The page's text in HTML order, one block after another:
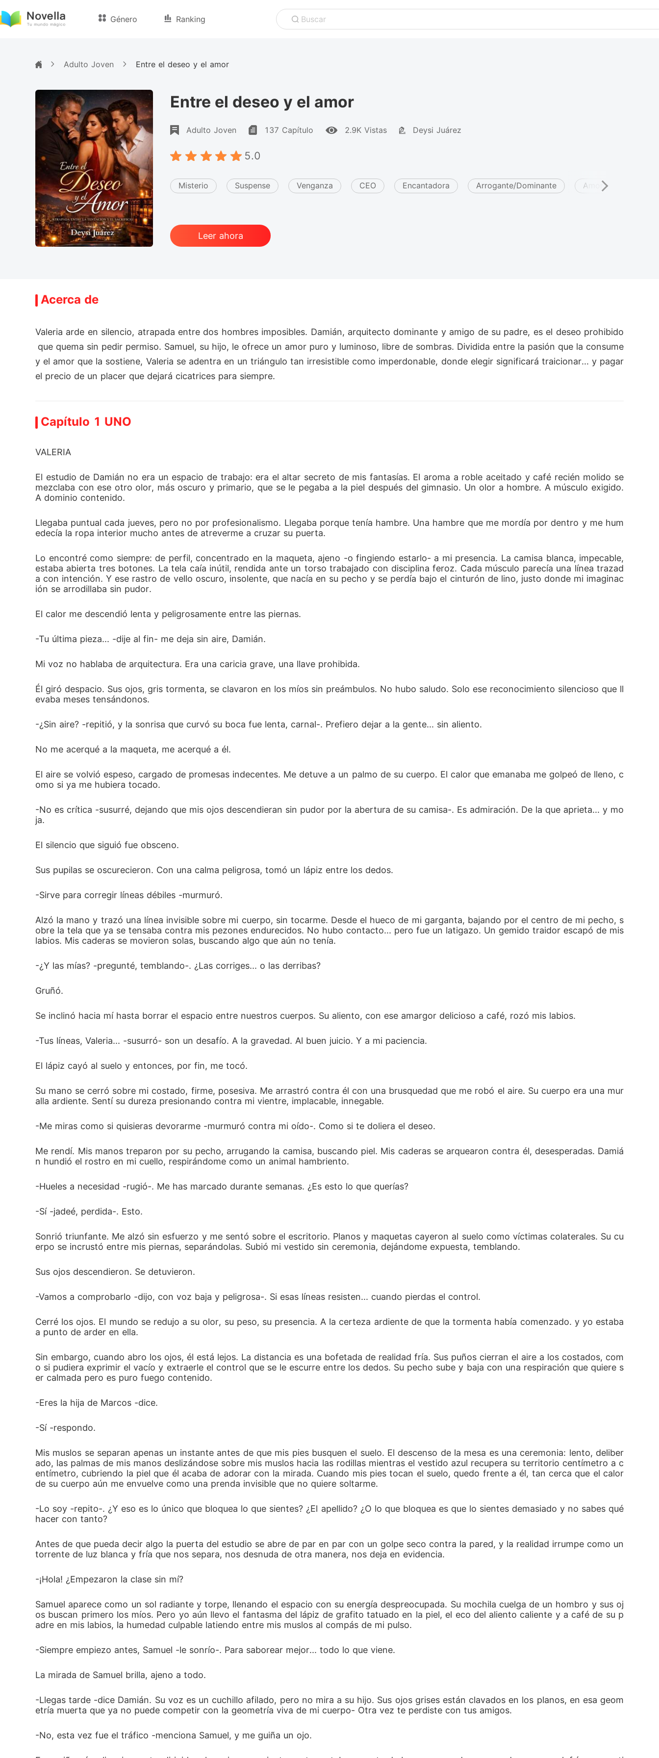
Género Ranking Buscar
Adulto Joven Entre el deseo y el amor
Entre el deseo y el amor
Adulto Joven 137 Capítulo 2.9K Vistas Deysi Juárez
5.0
Misterio Suspense Venganza CEO Encantadora Arrogante/Dominante Amor prohibido
Leer ahora
Acerca de
Valeria arde en silencio, atrapada entre dos hombres imposibles. Damián, arquitecto dominante y amigo de su padre, es el deseo prohibido
que quema sin pedir permiso. Samuel, su hijo, le ofrece un amor puro y luminoso, libre de sombras. Dividida entre la pasión que la consume
y el amor que la sostiene, Valeria se adentra en un triángulo tan irresistible como imperdonable, donde elegir significará traicionar... y pagar
el precio de un placer que dejará cicatrices para siempre.
Capítulo 1 UNO
VALERIA
El estudio de Damián no era un espacio de trabajo: era el altar secreto de mis fantasías. El aroma a roble aceitado y café recién molido se
mezclaba con ese otro olor, más oscuro y primario, que se le pegaba a la piel después del gimnasio. Un olor a hombre. A músculo exigido.
A dominio contenido.
Llegaba puntual cada jueves, pero no por profesionalismo. Llegaba porque tenía hambre. Una hambre que me mordía por dentro y me hum
edecía la ropa interior mucho antes de atreverme a cruzar su puerta.
Lo encontré como siempre: de perfil, concentrado en la maqueta, ajeno -o fingiendo estarlo- a mi presencia. La camisa blanca, impecable,
estaba abierta tres botones. La tela caía inútil, rendida ante un torso trabajado con disciplina feroz. Cada músculo parecía una línea trazad
a con intención. Y ese rastro de vello oscuro, insolente, que nacía en su pecho y se perdía bajo el cinturón de lino, justo donde mi imaginac
ión se arrodillaba sin pudor.
El calor me descendió lenta y peligrosamente entre las piernas.
-Tu última pieza... -dije al fin- me deja sin aire, Damián.
Mi voz no hablaba de arquitectura. Era una caricia grave, una llave prohibida.
Él giró despacio. Sus ojos, gris tormenta, se clavaron en los míos sin preámbulos. No hubo saludo. Solo ese reconocimiento silencioso que ll
evaba meses tensándonos.
-¿Sin aire? -repitió, y la sonrisa que curvó su boca fue lenta, carnal-. Prefiero dejar a la gente... sin aliento.
No me acerqué a la maqueta, me acerqué a él.
El aire se volvió espeso, cargado de promesas indecentes. Me detuve a un palmo de su cuerpo. El calor que emanaba me golpeó de lleno, c
omo si ya me hubiera tocado.
-No es crítica -susurré, dejando que mis ojos descendieran sin pudor por la abertura de su camisa-. Es admiración. De la que aprieta... y mo
ja.
El silencio que siguió fue obsceno.
Sus pupilas se oscurecieron. Con una calma peligrosa, tomó un lápiz entre los dedos.
-Sirve para corregir líneas débiles -murmuró.
Alzó la mano y trazó una línea invisible sobre mi cuerpo, sin tocarme. Desde el hueco de mi garganta, bajando por el centro de mi pecho, s
obre la tela que ya se tensaba contra mis pezones endurecidos. No hubo contacto... pero fue un latigazo. Un gemido traidor escapó de mis
labios. Mis caderas se movieron solas, buscando algo que aún no tenía.
-¿Y las mías? -pregunté, temblando-. ¿Las corriges... o las derribas?
Gruñó.
Se inclinó hacia mí hasta borrar el espacio entre nuestros cuerpos. Su aliento, con ese amargor delicioso a café, rozó mis labios.
-Tus líneas, Valeria... -susurró- son un desafío. A la gravedad. Al buen juicio. Y a mi paciencia.
El lápiz cayó al suelo y entonces, por fin, me tocó.
Su mano se cerró sobre mi costado, firme, posesiva. Me arrastró contra él con una brusquedad que me robó el aire. Su cuerpo era una mur
alla ardiente. Sentí su dureza presionando contra mi vientre, implacable, innegable.
-Me miras como si quisieras devorarme -murmuró contra mi oído-. Como si te doliera el deseo.
Me rendí. Mis manos treparon por su pecho, arrugando la camisa, buscando piel. Mis caderas se arquearon contra él, desesperadas. Damiá
n hundió el rostro en mi cuello, respirándome como un animal hambriento.
-Hueles a necesidad -rugió-. Me has marcado durante semanas. ¿Es esto lo que querías?
-Sí -jadeé, perdida-. Esto.
Sonrió triunfante. Me alzó sin esfuerzo y me sentó sobre el escritorio. Planos y maquetas cayeron al suelo como víctimas colaterales. Su cu
erpo se incrustó entre mis piernas, separándolas. Subió mi vestido sin ceremonia, dejándome expuesta, temblando.
Sus ojos descendieron. Se detuvieron.
-Vamos a comprobarlo -dijo, con voz baja y peligrosa-. Si esas líneas resisten... cuando pierdas el control.
Cerré los ojos. El mundo se redujo a su olor, su peso, su presencia. A la certeza ardiente de que la tormenta había comenzado. y yo estaba
a punto de arder en ella.
Sin embargo, cuando abro los ojos, él está lejos. La distancia es una bofetada de realidad fría. Sus puños cierran el aire a los costados, com
o si pudiera exprimir el vacío y extraerle el control que se le escurre entre los dedos. Su pecho sube y baja con una respiración que quiere s
er calmada pero es puro fuego contenido.
-Eres la hija de Marcos -dice.
-Sí -respondo.
Mis muslos se separan apenas un instante antes de que mis pies busquen el suelo. El descenso de la mesa es una ceremonia: lento, deliber
ado, las palmas de mis manos deslizándose sobre mis muslos hacia las rodillas mientras el vestido azul recupera su territorio centímetro a c
entímetro, cubriendo la piel que él acaba de adorar con la mirada. Cuando mis pies tocan el suelo, quedo frente a él, tan cerca que el calor
de su cuerpo aún me envuelve como una prenda invisible que no quiere soltarme.
-Lo soy -repito-. ¿Y eso es lo único que bloquea lo que sientes? ¿El apellido? ¿O lo que bloquea es que lo sientes demasiado y no sabes qué
hacer con tanto?
Antes de que pueda decir algo la puerta del estudio se abre de par en par con un golpe seco contra la pared, y la realidad irrumpe como un
torrente de luz blanca y fría que nos separa, nos desnuda de otra manera, nos deja en evidencia.
-¡Hola! ¿Empezaron la clase sin mí?
Samuel aparece como un sol radiante y torpe, llenando el espacio con su energía despreocupada. Su mochila cuelga de un hombro y sus oj
os buscan primero los míos. Pero yo aún llevo el fantasma del lápiz de grafito tatuado en la piel, el eco del aliento caliente y a café de su p
adre en mis labios, la humedad culpable latiendo entre mis muslos al compás de mi pulso.
-Siempre empiezo antes, Samuel -le sonrío-. Para saborear mejor... todo lo que viene.
La mirada de Samuel brilla, ajeno a todo.
-Llegas tarde -dice Damián. Su voz es un cuchillo afilado, pero no mira a su hijo. Sus ojos grises están clavados en los planos, en esa geom
etría muerta que ya no puede competir con la geometría viva de mi cuerpo- Otra vez te perdiste con tus amigos.
-No, esta vez fue el tráfico -menciona Samuel, y me guiña un ojo.